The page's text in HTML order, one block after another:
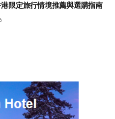
限定旅行情境推薦與選購指南